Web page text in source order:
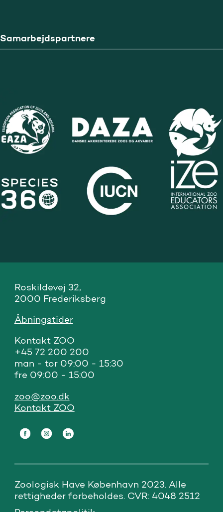
Samarbejdspartnere
Roskildevej 32,
2000 Frederiksberg
Åbningstider
Kontakt ZOO
+45 72 200 200
man - tor 09:00 - 15:30
fre 09:00 - 15:00
zoo@zoo.dk
Kontakt ZOO
Zoologisk Have København 2023. Alle
rettigheder forbeholdes. CVR: 4048 2512